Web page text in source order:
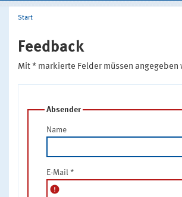
Start
Feedback
Mit * markierte Felder müssen angegeben
Absender
Name
E-Mail *
error